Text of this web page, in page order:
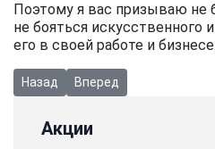
Поэтому я вас призываю не
не бояться искусственного
его в своей работе и
Предыдущий: Искусственный
Назад Следующий: Как
Вперед
Акции